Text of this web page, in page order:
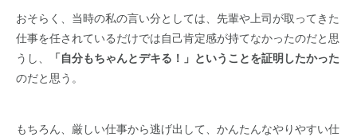
おそらく、当時の私の言い分としては、先輩や上司が取ってきた
仕事を任されているだけでは自己肯定感が持てなかったのだと思
うし、
「自分もちゃんとデキる！」ということを証明したかった
のだと思う。
もちろん、厳しい仕事から逃げ出して、かんたんなやりやすい仕